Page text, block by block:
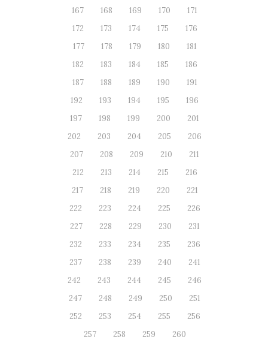
167
168 169 170
171
172
173 174 175
176
177
178 179 180
181
182
183 184 185
186
187
188 189 190
191
192
193 194 195
196
197
198 199 200
201
202
203 204 205
206
207
208 209 210
211
212
213 214 215
216
217
218 219 220
221
222
223 224 225
226
227
228 229 230
231
232
233 234 235
236
237
238 239 240
241
242
243 244 245
246
247
248 249 250
251
252
253 254 255
256
257
258 259 260